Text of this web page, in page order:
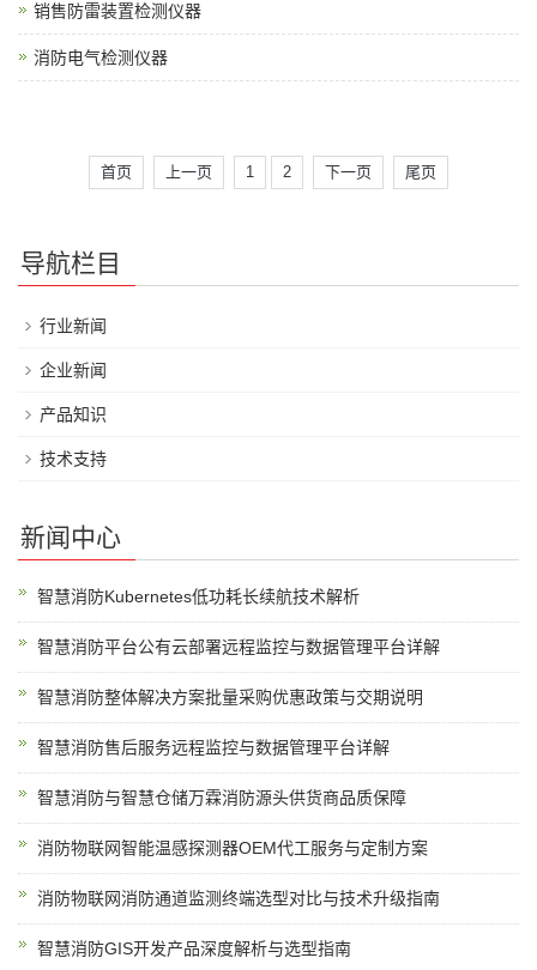
销售防雷装置检测仪器
消防电气检测仪器
首页 上一页 1 2 下一页 尾页
导航栏目
行业新闻
企业新闻
产品知识
技术支持
新闻中心
智慧消防Kubernetes低功耗长续航技术解析
智慧消防平台公有云部署远程监控与数据管理平台详解
智慧消防整体解决方案批量采购优惠政策与交期说明
智慧消防售后服务远程监控与数据管理平台详解
智慧消防与智慧仓储万霖消防源头供货商品质保障
消防物联网智能温感探测器OEM代工服务与定制方案
消防物联网消防通道监测终端选型对比与技术升级指南
智慧消防GIS开发产品深度解析与选型指南